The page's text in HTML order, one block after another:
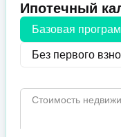
Ипотечный
Базовая
Без первого
Стоимость